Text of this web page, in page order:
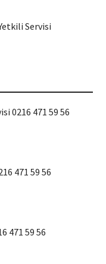
Servisi
0216 471 59 56
471 59 56
471 59 56